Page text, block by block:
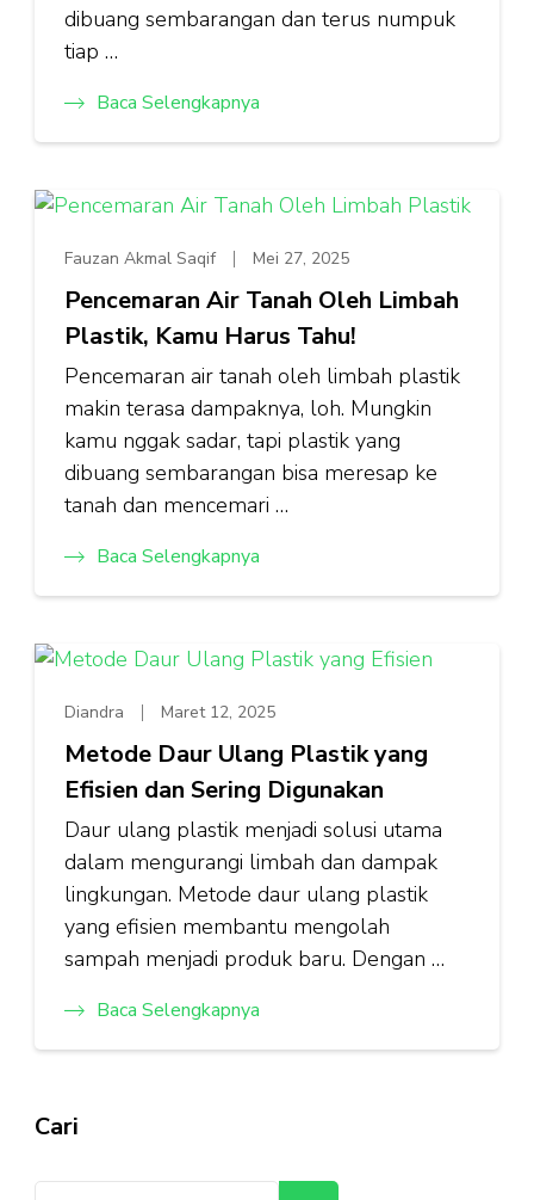
dibuang sembarangan dan terus numpuk
tiap …
Baca Selengkapnya
Fauzan Akmal Saqif Mei 27, 2025
Pencemaran Air Tanah Oleh Limbah
Plastik, Kamu Harus Tahu!
Pencemaran air tanah oleh limbah plastik
makin terasa dampaknya, loh. Mungkin
kamu nggak sadar, tapi plastik yang
dibuang sembarangan bisa meresap ke
tanah dan mencemari …
Baca Selengkapnya
Diandra Maret 12, 2025
Metode Daur Ulang Plastik yang
Efisien dan Sering Digunakan
Daur ulang plastik menjadi solusi utama
dalam mengurangi limbah dan dampak
lingkungan. Metode daur ulang plastik
yang efisien membantu mengolah
sampah menjadi produk baru. Dengan …
Baca Selengkapnya
Cari